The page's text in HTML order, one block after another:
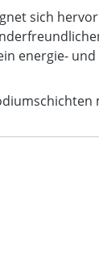
sich
energie- und